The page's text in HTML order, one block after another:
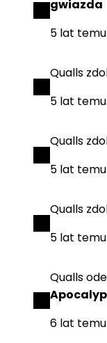
gwiazda
5 lat temu
Qualls
5 lat temu
Qualls
5 lat temu
Qualls
5 lat temu
Qualls
6 lat temu